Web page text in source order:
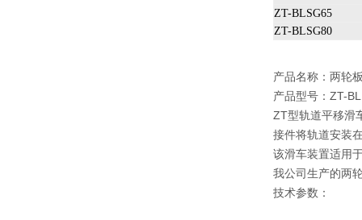
ZT-BLSG65
ZT-BLSG80
产品名称： 两轮
产品型号：ZT-
ZT型轨道平移滑
接件将轨道安装
该滑车装置适用
我公司生产的两
技术参数：